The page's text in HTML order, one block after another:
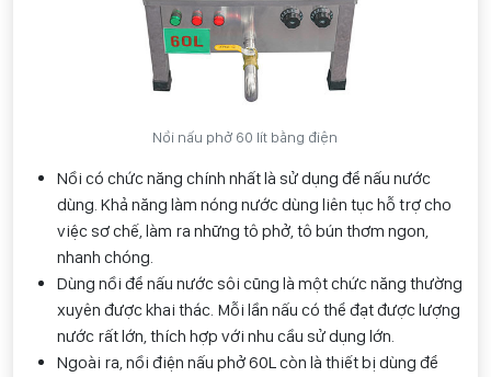
Nồi nấu phở 60 lít bằng điện
Nồi có chức năng chính nhất là sử dụng để nấu nước
dùng. Khả năng làm nóng nước dùng liên tục hỗ trợ cho
việc sơ chế, làm ra những tô phở, tô bún thơm ngon,
nhanh chóng.
Dùng nồi để nấu nước sôi cũng là một chức năng thường
xuyên được khai thác. Mỗi lần nấu có thể đạt được lượng
nước rất lớn, thích hợp với nhu cầu sử dụng lớn.
Ngoài ra, nồi điện nấu phở 60L còn là thiết bị dùng để